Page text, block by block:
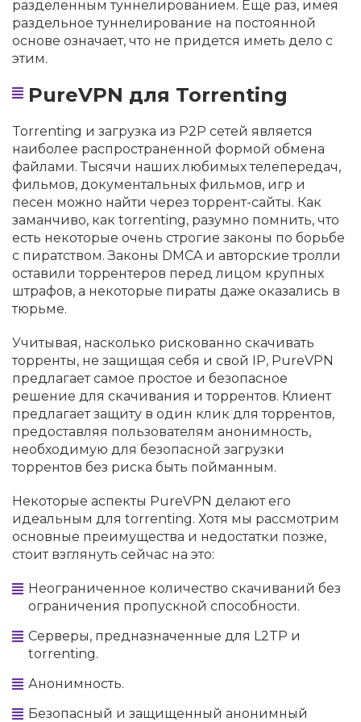
разделенным туннелированием. Еще раз, имея
раздельное туннелирование на постоянной
основе означает, что не придется иметь дело с
этим.
PureVPN для Torrenting
Torrenting и загрузка из P2P сетей является
наиболее распространенной формой обмена
файлами. Тысячи наших любимых телепередач,
фильмов, документальных фильмов, игр и
песен можно найти через торрент-сайты. Как
заманчиво, как torrenting, разумно помнить, что
есть некоторые очень строгие законы по борьбе
с пиратством. Законы DMCA и авторские тролли
оставили торрентеров перед лицом крупных
штрафов, а некоторые пираты даже оказались в
тюрьме.
Учитывая, насколько рискованно скачивать
торренты, не защищая себя и свой IP, PureVPN
предлагает самое простое и безопасное
решение для скачивания и торрентов. Клиент
предлагает защиту в один клик для торрентов,
предоставляя пользователям анонимность,
необходимую для безопасной загрузки
торрентов без риска быть пойманным.
Некоторые аспекты PureVPN делают его
идеальным для torrenting. Хотя мы рассмотрим
основные преимущества и недостатки позже,
стоит взглянуть сейчас на это:
Неограниченное количество скачиваний без
ограничения пропускной способности.
Серверы, предназначенные для L2TP и
torrenting.
Анонимность.
Безопасный и защищенный анонимный